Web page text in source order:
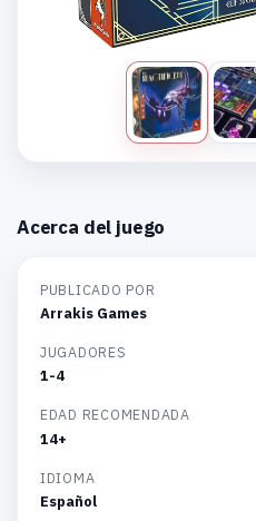
Acerca del juego
PUBLICADO POR
Arrakis Games
JUGADORES
1-4
EDAD RECOMENDADA
14+
IDIOMA
Español